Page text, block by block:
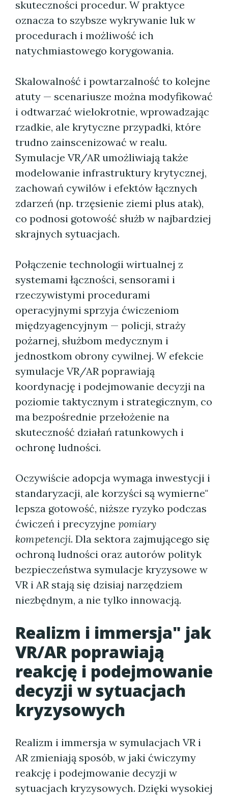
skuteczności procedur. W praktyce
oznacza to szybsze wykrywanie luk w
procedurach i możliwość ich
natychmiastowego korygowania.
Skalowalność i powtarzalność to kolejne
atuty — scenariusze można modyfikować
i odtwarzać wielokrotnie, wprowadzając
rzadkie, ale krytyczne przypadki, które
trudno zainscenizować w realu.
Symulacje VR/AR umożliwiają także
modelowanie infrastruktury krytycznej,
zachowań cywilów i efektów łącznych
zdarzeń (np. trzęsienie ziemi plus atak),
co podnosi gotowość służb w najbardziej
skrajnych sytuacjach.
Połączenie technologii wirtualnej z
systemami łączności, sensorami i
rzeczywistymi procedurami
operacyjnymi sprzyja ćwiczeniom
międzyagencyjnym — policji, straży
pożarnej, służbom medycznym i
jednostkom obrony cywilnej. W efekcie
symulacje VR/AR poprawiają
koordynację i podejmowanie decyzji na
poziomie taktycznym i strategicznym, co
ma bezpośrednie przełożenie na
skuteczność działań ratunkowych i
ochronę ludności.
Oczywiście adopcja wymaga inwestycji i
standaryzacji, ale korzyści są wymierne"
lepsza gotowość, niższe ryzyko podczas
ćwiczeń i precyzyjne pomiary
kompetencji. Dla sektora zajmującego się
ochroną ludności oraz autorów polityk
bezpieczeństwa symulacje kryzysowe w
VR i AR stają się dzisiaj narzędziem
niezbędnym, a nie tylko innowacją.
Realizm i immersja" jak
VR/AR poprawiają
reakcję i podejmowanie
decyzji w sytuacjach
kryzysowych
Realizm i immersja w symulacjach VR i
AR zmieniają sposób, w jaki ćwiczymy
reakcję i podejmowanie decyzji w
sytuacjach kryzysowych. Dzięki wysokiej